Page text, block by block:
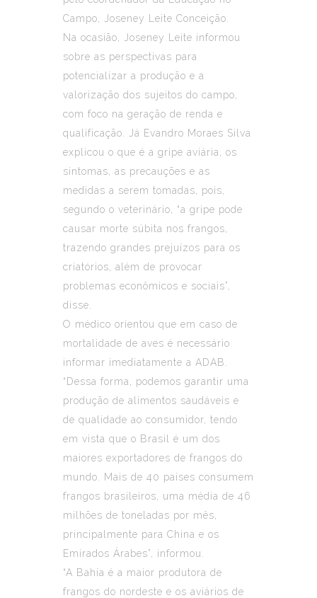
Campo, Joseney Leite Conceição.
Na ocasião, Joseney Leite informou
sobre as perspectivas para
potencializar a produção e a
valorização dos sujeitos do campo,
com foco na geração de renda e
qualificação. Já Evandro Moraes Silva
explicou o que é a gripe aviária, os
sintomas, as precauções e as
medidas a serem tomadas, pois,
segundo o veterinário, “a gripe pode
causar morte súbita nos frangos,
trazendo grandes prejuízos para os
criatórios, além de provocar
problemas econômicos e sociais”,
disse.
O médico orientou que em caso de
mortalidade de aves é necessário
informar imediatamente a ADAB.
“Dessa forma, podemos garantir uma
produção de alimentos saudáveis e
de qualidade ao consumidor, tendo
em vista que o Brasil é um dos
maiores exportadores de frangos do
mundo. Mais de 40 países consumem
frangos brasileiros, uma média de 46
milhões de toneladas por mês,
principalmente para China e os
Emirados Árabes”, informou.
“A Bahia é a maior produtora de
frangos do nordeste e os aviários de